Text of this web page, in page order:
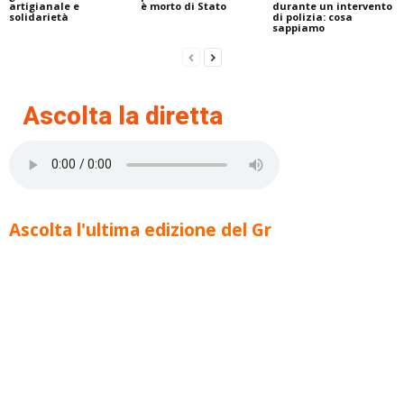
artigianale e
solidarietà
è morto di Stato
durante un intervento
di polizia: cosa
sappiamo
Ascolta la diretta
Ascolta l'ultima edizione del Gr